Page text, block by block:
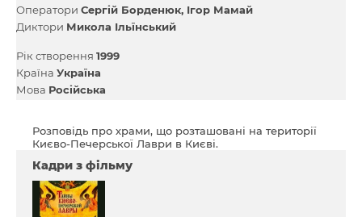
Оператори Сергій Борденюк Ігор Мамай
Диктори Микола Ільїнський
Рік створення 1999
Країна Україна
Мова Російська
Розповідь про храми, що розташовані на території
Києво-Печерської Лаври в Києві.
Кадри з фільму